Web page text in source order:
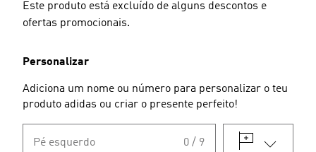
Este produto está excluído de alguns descontos e
ofertas promocionais.
Personalizar
Adiciona um nome ou número para personalizar o teu
produto adidas ou criar o presente perfeito!
Pé esquerdo 0 / 9